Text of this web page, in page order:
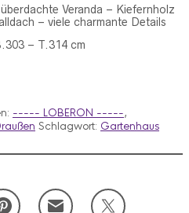
Veranda – Kiefernholz
– viele charmante Details
– T.314 cm
----- LOBERON -----,
Schlagwort: Gartenhaus